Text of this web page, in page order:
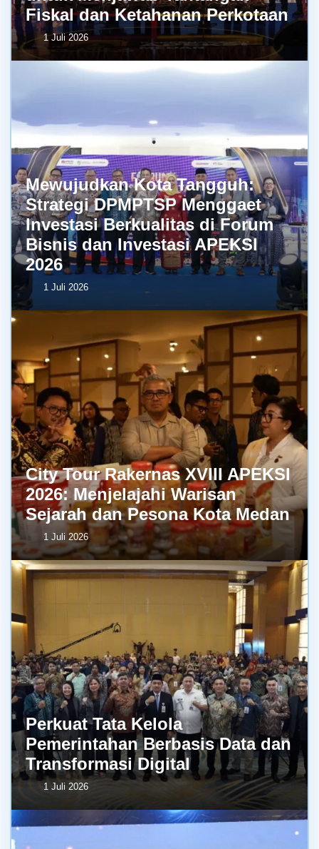
Fiskal dan Ketahanan Perkotaan
1 Juli 2026
Mewujudkan Kota Tangguh:
Strategi DPMPTSP Menggaet
Investasi Berkualitas di Forum
Bisnis dan Investasi APEKSI
2026
1 Juli 2026
City Tour Rakernas XVIII APEKSI
2026: Menjelajahi Warisan
Sejarah dan Pesona Kota Medan
1 Juli 2026
Perkuat Tata Kelola
Pemerintahan Berbasis Data dan
Transformasi Digital
1 Juli 2026